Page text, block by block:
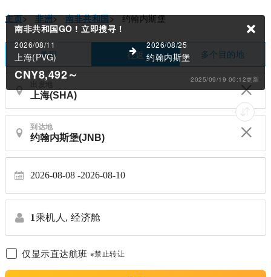
主页> 非洲> 南非共和国> 约翰内斯堡
单程 往返 多个目的地
出发地
到达地
2026-08-08 2026-08-10
1乘机人, 经济舱
仅显示直达航班 ※禁止转让
南非共和国GO ! 立即搜寻！
2026/08/11
上海(PVG)
2026/08/25
约翰内斯堡
CNY8,492～ 2025/09/19 00:12更新